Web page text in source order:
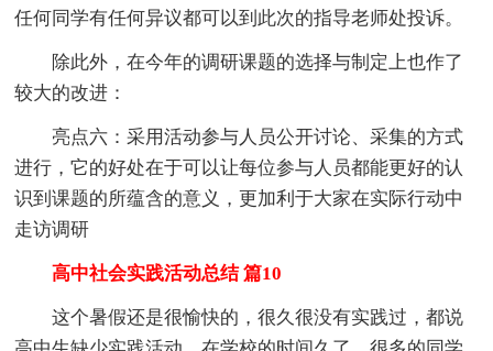
任何同学有任何异议都可以到此次的指导老师处投诉。
除此外，在今年的调研课题的选择与制定上也作了
较大的改进：
亮点六：采用活动参与人员公开讨论、采集的方式
进行，它的好处在于可以让每位参与人员都能更好的认
识到课题的所蕴含的意义，更加利于大家在实际行动中
走访调研
高中社会实践活动总结 篇10
这个暑假还是很愉快的，很久很没有实践过，都说